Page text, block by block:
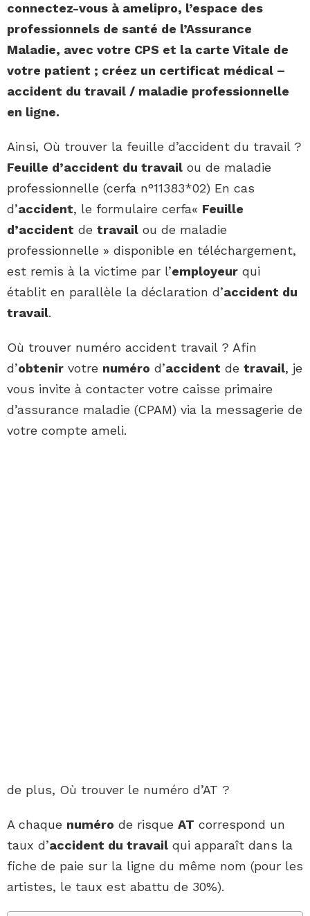
connectez-vous à amelipro, l’espace des
professionnels de santé de l’Assurance
Maladie, avec votre CPS et la carte Vitale de
votre patient ; créez un certificat médical –
accident du travail / maladie professionnelle
en ligne.
Ainsi, Où trouver la feuille d’accident du travail ?
Feuille d’accident du travail ou de maladie
professionnelle (cerfa n°11383*02) En cas
d’accident, le formulaire cerfa« Feuille
d’accident de travail ou de maladie
professionnelle » disponible en téléchargement,
est remis à la victime par l’employeur qui
établit en parallèle la déclaration d’accident du
travail.
Où trouver numéro accident travail ? Afin
d’obtenir votre numéro d’accident de travail, je
vous invite à contacter votre caisse primaire
d’assurance maladie (CPAM) via la messagerie de
votre compte ameli.
de plus, Où trouver le numéro d’AT ?
A chaque numéro de risque AT correspond un
taux d’accident du travail qui apparaît dans la
fiche de paie sur la ligne du même nom (pour les
artistes, le taux est abattu de 30%).